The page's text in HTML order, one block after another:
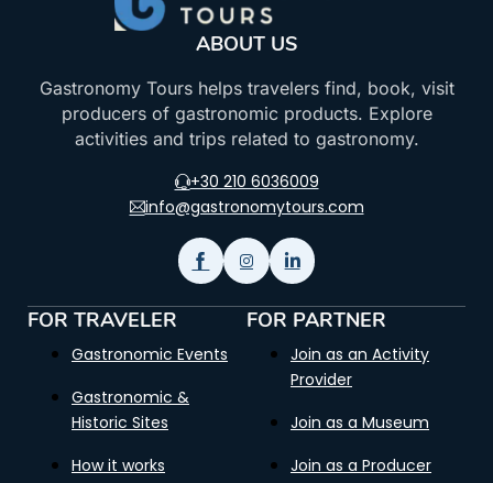
ABOUT US
Gastronomy Tours helps travelers find, book, visit
producers of gastronomic products. Explore
activities and trips related to gastronomy.
+30 210 6036009
info@gastronomytours.com
FOR TRAVELER
Gastronomic Events
Gastronomic &
Historic Sites
How it works
FOR PARTNER
Join as an Activity
Provider
Join as a Museum
Join as a Producer